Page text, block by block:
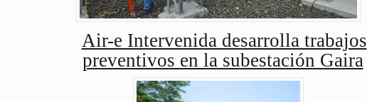
Air-e Intervenida desarrolla trabajos
preventivos en la subestación Gaira